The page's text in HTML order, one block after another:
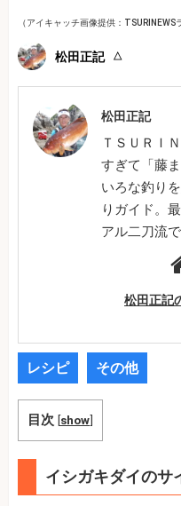
（アイキャッチ画像提供：TSURINEWS
松田正記
松田正記
ＴＳＵＲＩ
すぎて「藤
いろな釣り
りガイド。
アル二刀流で
松田正記
レシピ その他
目次 [show]
イシガキダイのサ